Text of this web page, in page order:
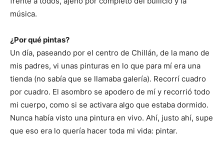
música.
¿Por qué pintas?
Un día, paseando por el centro de Chillán, de la mano de
mis padres, vi unas pinturas en lo que para mí era una
tienda (no sabía que se llamaba galería). Recorrí cuadro
por cuadro. El asombro se apodero de mí y recorrió todo
mi cuerpo, como si se activara algo que estaba dormido.
Nunca había visto una pintura en vivo. Ahí, justo ahí, supe
que eso era lo quería hacer toda mi vida: pintar.